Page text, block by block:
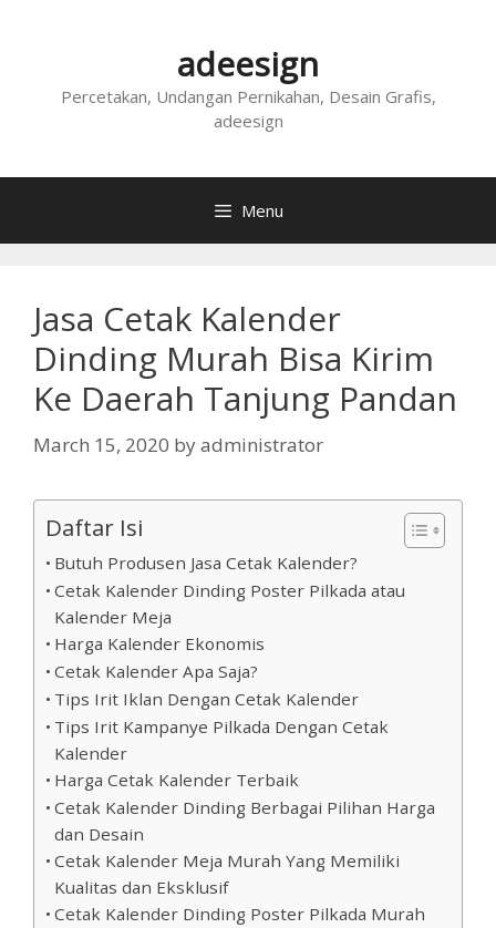
adeesign
Percetakan, Undangan Pernikahan, Desain Grafis,
adeesign
Menu
Jasa Cetak Kalender
Dinding Murah Bisa Kirim
Ke Daerah Tanjung Pandan
March 15, 2020 byadministrator
Daftar Isi
Butuh Produsen Jasa Cetak Kalender?
Cetak Kalender Dinding Poster Pilkada atau
Kalender Meja
Harga Kalender Ekonomis
Cetak Kalender Apa Saja?
Tips Irit Iklan Dengan Cetak Kalender
Tips Irit Kampanye Pilkada Dengan Cetak
Kalender
Harga Cetak Kalender Terbaik
Cetak Kalender Dinding Berbagai Pilihan Harga
dan Desain
Cetak Kalender Meja Murah Yang Memiliki
Kualitas dan Eksklusif
Cetak Kalender Dinding Poster Pilkada Murah